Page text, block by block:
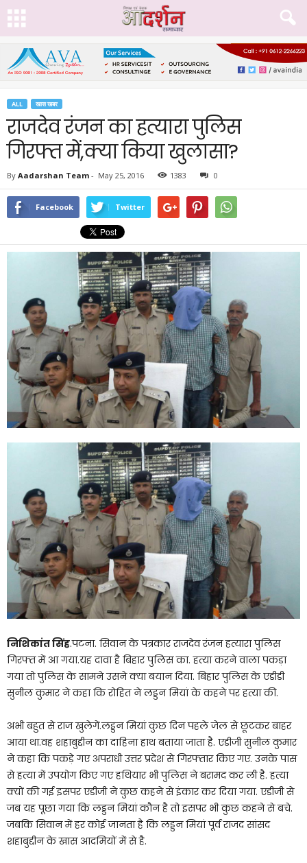
ALL खास खबर
राजदेव रंजन का हत्यारा पुलिस
गिरफ्त में,क्या किया खुलासा?
By Aadarshan Team - May 25, 2016 1383 0
Facebook Twitter
निशिकांत सिंह.पटना. सिवान के पत्रकार राजदेव रंजन हत्यारा पुलिस
गिरफ्त में आ गया.यह दावा है बिहार पुलिस का. हत्या करने वाला पकड़ा
गया तो पुलिस के सामने उसने क्या बयान दिया. बिहार पुलिस के एडीडी
सुनील कुमार ने कहा कि रोहित ने लड्डन मियां के कहने पर हत्या की.
अभी बहुत से राज खुलेगें.लड्डन मियां कुछ दिन पहले जेल से छूटकर बाहर
आया था.वह शहाबुद्दीन का दाहिना हाथ बताया जाता है. एडीजी सुनील कुमार
ने कहा कि पकड़े गए अपराधी उत्तर प्रदेश से गिरफ्तार किए गए. उनके पास
से हत्या में उपयोग किए गए हथियार भी पुलिस ने बरामद कर ली है. हत्या
क्यों की गई इसपर एडीजी ने कुछ कहने से इंकार कर दिया गया. एडीजी से
जब यह पूछा गया कि लड्डन मियां कौन है तो इसपर भी कुछ कहने से बचे.
जबकि सिवान में हर कोई जानता है कि लड्डन मियां पूर्व राजद सांसद
शहाबुद्दीन के खास आदमियों में से है.